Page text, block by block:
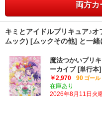
両方カ
キミとアイドルプリキュア♪
ムック) [ムックその他] と一
魔法つかいプリ
ーカイブ [単行本]
￥2,970 90 ゴール
在庫あり
2026年8月11日火